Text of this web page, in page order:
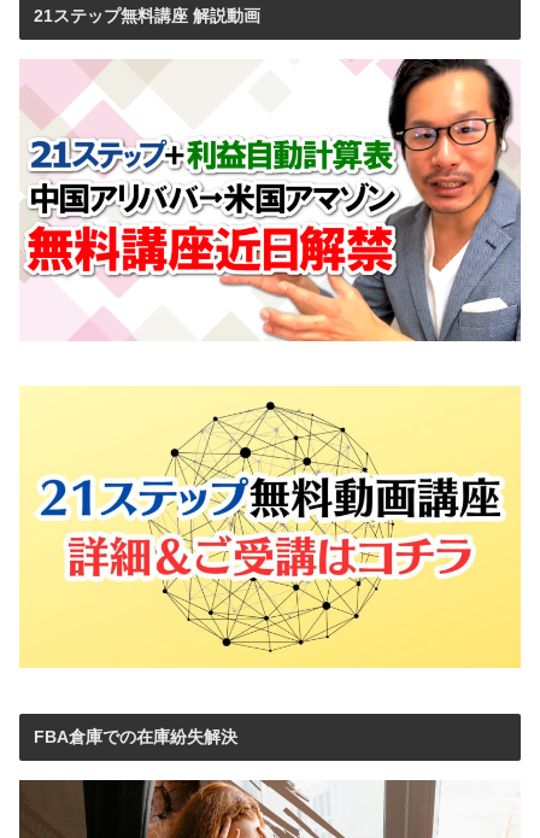
21ステップ無料講座 解説動画
FBA倉庫での在庫紛失解決